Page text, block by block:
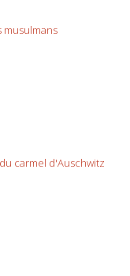
musulmans
carmel d'Auschwitz